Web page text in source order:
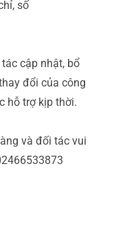
số
cập nhật, bổ
đổi của công
hỗ trợ kịp thời.
và đối tác vui